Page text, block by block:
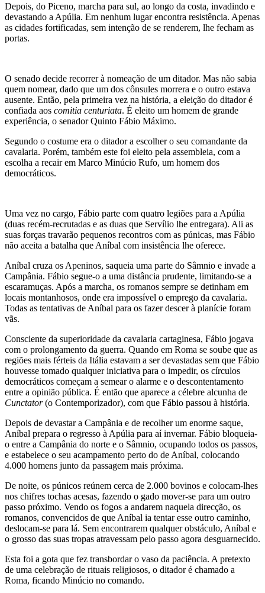
Depois, do Piceno, marcha para sul, ao longo da costa, invadindo e
devastando a Apúlia. Em nenhum lugar encontra resistência. Apenas
as cidades fortificadas, sem intenção de se renderem, lhe fecham as
portas.
O senado decide recorrer à nomeação de um ditador. Mas não sabia
quem nomear, dado que um dos cônsules morrera e o outro estava
ausente. Então, pela primeira vez na história, a eleição do ditador é
confiada aos comitia centuriata. É eleito um homem de grande
experiência, o senador Quinto Fábio Máximo.
Segundo o costume era o ditador a escolher o seu comandante da
cavalaria. Porém, também este foi eleito pela assembleia, com a
escolha a recair em Marco Minúcio Rufo, um homem dos
democráticos.
Uma vez no cargo, Fábio parte com quatro legiões para a Apúlia
(duas recém-recrutadas e as duas que Servílio lhe entregara). Ali as
suas forças travarão pequenos recontros com as púnicas, mas Fábio
não aceita a batalha que Aníbal com insistência lhe oferece.
Aníbal cruza os Apeninos, saqueia uma parte do Sâmnio e invade a
Campânia. Fábio segue-o a uma distância prudente, limitando-se a
escaramuças. Após a marcha, os romanos sempre se detinham em
locais montanhosos, onde era impossível o emprego da cavalaria.
Todas as tentativas de Aníbal para os fazer descer à planície foram
vãs.
Consciente da superioridade da cavalaria cartaginesa, Fábio jogava
com o prolongamento da guerra. Quando em Roma se soube que as
regiões mais férteis da Itália estavam a ser devastadas sem que Fábio
houvesse tomado qualquer iniciativa para o impedir, os círculos
democráticos começam a semear o alarme e o descontentamento
entre a opinião pública. É então que aparece a célebre alcunha de
Cunctator(o Contemporizador), com que Fábio passou à história.
Depois de devastar a Campânia e de recolher um enorme saque,
Aníbal prepara o regresso à Apúlia para aí invernar. Fábio bloqueia-
o entre a Campânia do norte e o Sâmnio, ocupando todos os passos,
e estabelece o seu acampamento perto do de Aníbal, colocando
4.000 homens junto da passagem mais próxima.
De noite, os púnicos reúnem cerca de 2.000 bovinos e colocam-lhes
nos chifres tochas acesas, fazendo o gado mover-se para um outro
passo próximo. Vendo os fogos a andarem naquela direcção, os
romanos, convencidos de que Aníbal ia tentar esse outro caminho,
deslocam-se para lá. Sem encontrarem qualquer obstáculo, Aníbal e
o grosso das suas tropas atravessam pelo passo agora desguarnecido.
Esta foi a gota que fez transbordar o vaso da paciência. A pretexto
de uma celebração de rituais religiosos, o ditador é chamado a
Roma, ficando Minúcio no comando.